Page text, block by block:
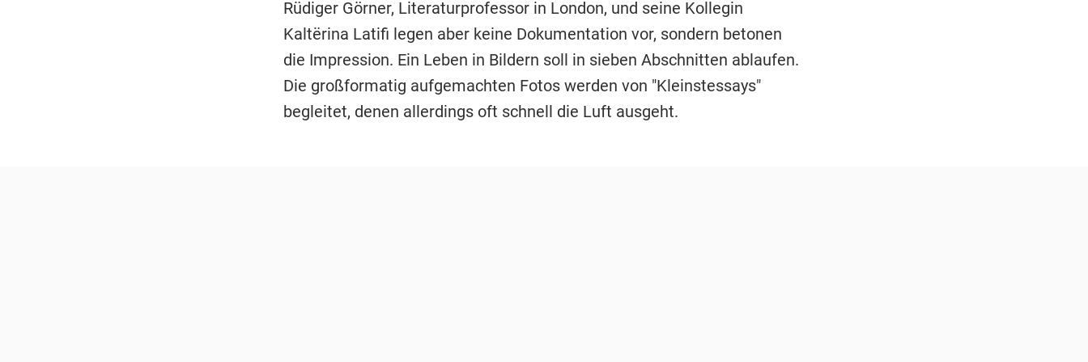
Rüdiger Görner, Literaturprofessor in London, und seine Kollegin
Kaltërina Latifi legen aber keine Dokumentation vor, sondern betonen
die Impression. Ein Leben in Bildern soll in sieben Abschnitten ablaufen.
Die großformatig aufgemachten Fotos werden von "Kleinstessays"
begleitet, denen allerdings oft schnell die Luft ausgeht.